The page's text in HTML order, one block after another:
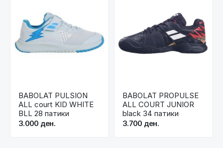
BABOLAT PULSION
ALL court KID WHITE
BLL 28 патики
3.000 ден.
BABOLAT PROPULSE
ALL COURT JUNIOR
black 34 патики
3.700 ден.